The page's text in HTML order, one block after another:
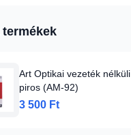
Art Optikai vezeték
piros (AM-92)
3 500 Ft